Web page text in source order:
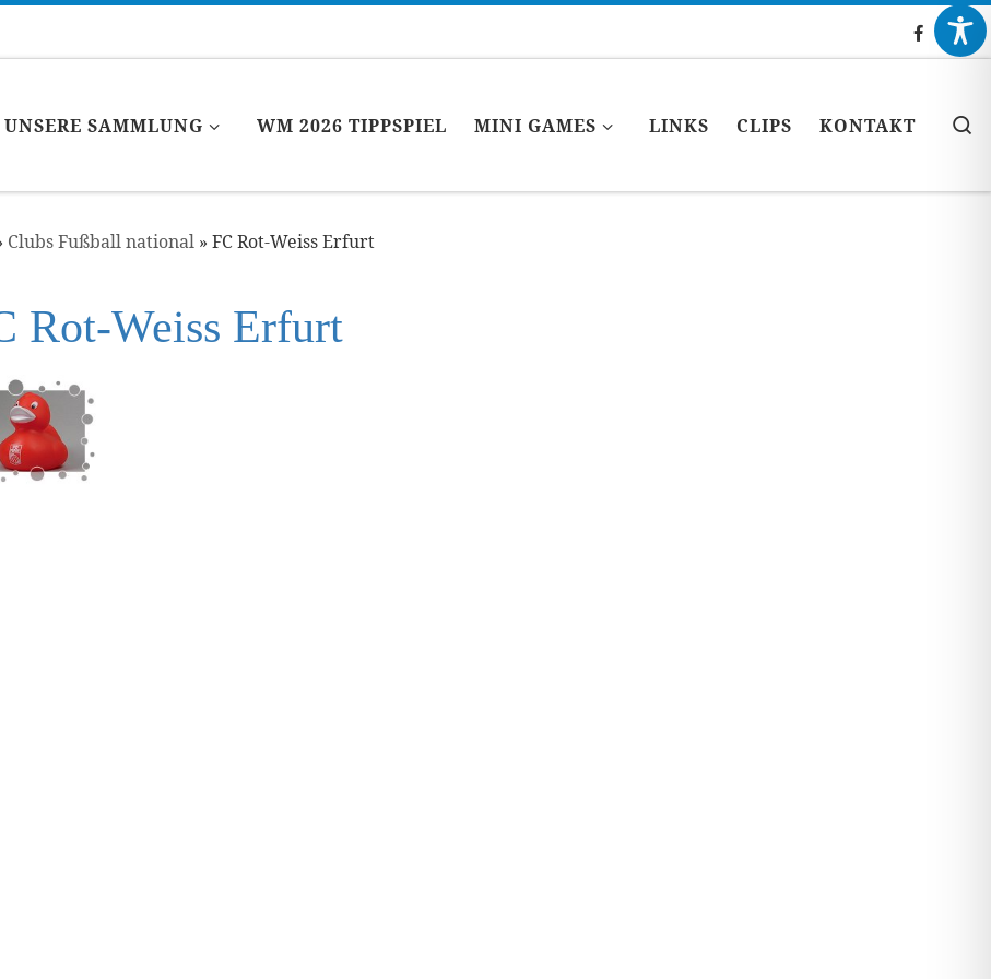
UNSERE SAMMLUNG WM 2026 TIPPSPIEL MINI GAMES LINKS CLIPS KONTAKT
Clubs Fußball national » FC Rot-Weiss Erfurt
Rot-Weiss Erfurt